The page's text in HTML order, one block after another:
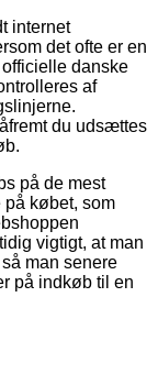
internet
det ofte er en
danske
af
du udsættes
på de mest
købet, som
vigtigt, at man
man senere
på indkøb til en